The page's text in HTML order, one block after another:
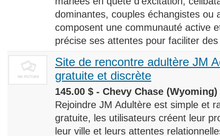
dominantes, couples échangistes ou
composent une communauté active
précise ses attentes pour faciliter
Site de rencontre adultère JM
gratuite et discrète
145.00 $ - Chevy Chase (Wyoming)
Rejoindre JM Adultère est simple et
gratuite, les utilisateurs créent leur
leur ville et leurs attentes